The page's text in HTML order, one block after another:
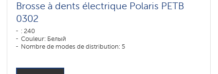
Brosse à dents électrique Polaris PETB
0302
: 240
Couleur: Белый
Nombre de modes de distribution: 5